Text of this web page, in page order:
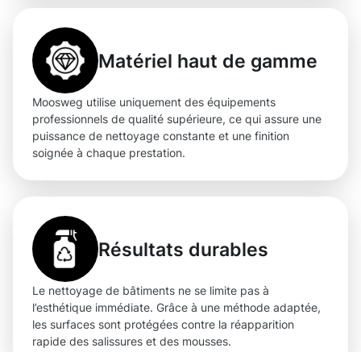
Matériel haut de gamme
Moosweg utilise uniquement des équipements
professionnels de qualité supérieure, ce qui assure une
puissance de nettoyage constante et une finition
soignée à chaque prestation.
Résultats durables
Le nettoyage de bâtiments ne se limite pas à
l’esthétique immédiate. Grâce à une méthode adaptée,
les surfaces sont protégées contre la réapparition
rapide des salissures et des mousses.